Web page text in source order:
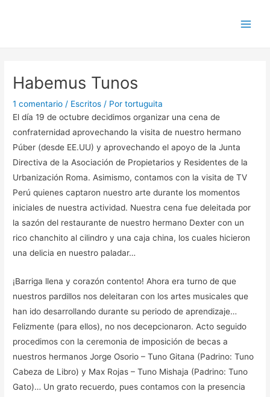
Habemus Tunos
1 comentario / Escritos / Portortuguita
El día 19 de octubre decidimos organizar una cena de
confraternidad aprovechando la visita de nuestro hermano
Púber (desde EE.UU) y aprovechando el apoyo de la Junta
Directiva de la Asociación de Propietarios y Residentes de la
Urbanización Roma. Asimismo, contamos con la visita de TV
Perú quienes captaron nuestro arte durante los momentos
iniciales de nuestra actividad. Nuestra cena fue deleitada por
la sazón del restaurante de nuestro hermano Dexter con un
rico chanchito al cilindro y una caja china, los cuales hicieron
una delicia en nuestro paladar…
¡Barriga llena y corazón contento! Ahora era turno de que
nuestros pardillos nos deleitaran con los artes musicales que
han ido desarrollando durante su periodo de aprendizaje…
Felizmente (para ellos), no nos decepcionaron. Acto seguido
procedimos con la ceremonia de imposición de becas a
nuestros hermanos Jorge Osorio – Tuno Gitana (Padrino: Tuno
Cabeza de Libro) y Max Rojas – Tuno Mishaja (Padrino: Tuno
Gato)… Un grato recuerdo, pues contamos con la presencia